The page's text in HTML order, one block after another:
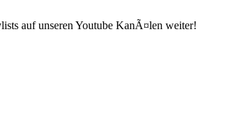
auf unseren Youtube KanÃ¤len weiter!